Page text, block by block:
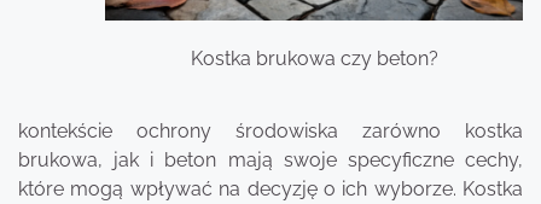
Kostka brukowa czy beton?
kontekście ochrony środowiska zarówno kostka
brukowa, jak i beton mają swoje specyficzne cechy,
które mogą wpływać na decyzję o ich wyborze. Kostka